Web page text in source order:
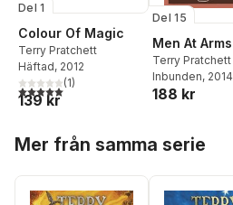
Del 1
Colour Of Magic
Terry Pratchett
Häftad, 2012
5,0utav 5 stjärnor. Totalt antal röster:
(1)
139 kr
Del 15
Men At Arms
Terry Pratchett
Inbunden, 2014
188 kr
Mer från samma serie